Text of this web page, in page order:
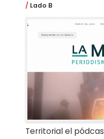
Lado B
Territorial el